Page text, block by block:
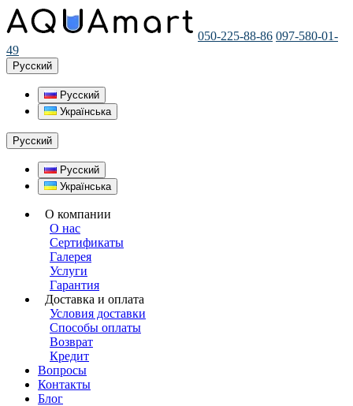
050-225-88-86 097-580-01-
49
Русский
Русский
Українська
Русский
Русский
Українська
О компании
О нас
Сертификаты
Галерея
Услуги
Гарантия
Доставка и оплата
Условия доставки
Способы оплаты
Возврат
Кредит
Вопросы
Контакты
Блог